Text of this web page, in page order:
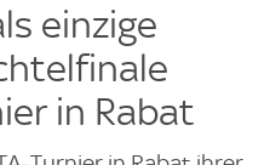
einzige
in Rabat